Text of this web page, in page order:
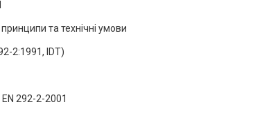
та технічні умови
2:1991, IDT)
292-2-2001